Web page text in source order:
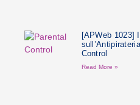
[APWeb 1023]
Control
Read More »